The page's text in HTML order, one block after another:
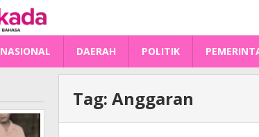
NASIONAL DAERAH POLITIK
Tag:Anggaran